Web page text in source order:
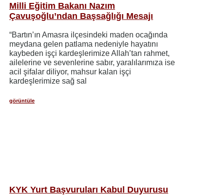
Milli Eğitim Bakanı Nazım
Çavuşoğlu’ndan Başsağlığı Mesajı
“Bartın’ın Amasra ilçesindeki maden ocağında
meydana gelen patlama nedeniyle hayatını
kaybeden işçi kardeşlerimize Allah’tan rahmet,
ailelerine ve sevenlerine sabır, yaralılarımıza ise
acil şifalar diliyor, mahsur kalan işçi
kardeşlerimize sağ sal
görüntüle
KYK Yurt Başvuruları Kabul Duyurusu